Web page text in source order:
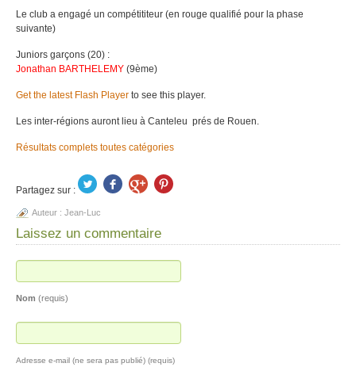
Le club a engagé un compétititeur (en rouge qualifié pour la phase
suivante)
Juniors garçons (20) :
Jonathan BARTHELEMY (9ème)
Get the latest Flash Player to see this player.
Les inter-régions auront lieu à Canteleu prés de Rouen.
Résultats complets toutes catégories
Partagez sur :
Auteur : Jean-Luc
Laissez un commentaire
Nom (requis)
Adresse e-mail (ne sera pas publié) (requis)